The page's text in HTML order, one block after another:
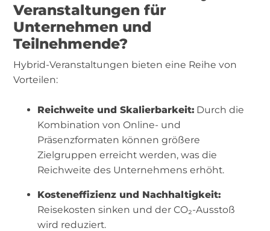
Veranstaltungen für
Unternehmen und
Teilnehmende?
Hybrid-Veranstaltungen bieten eine Reihe von
Vorteilen:
Reichweite und Skalierbarkeit:Durch die
Kombination von Online- und
Präsenzformaten können größere
Zielgruppen erreicht werden, was die
Reichweite des Unternehmens erhöht.
Kosteneffizienz und Nachhaltigkeit:
Reisekosten sinken und der CO₂-Ausstoß
wird reduziert.